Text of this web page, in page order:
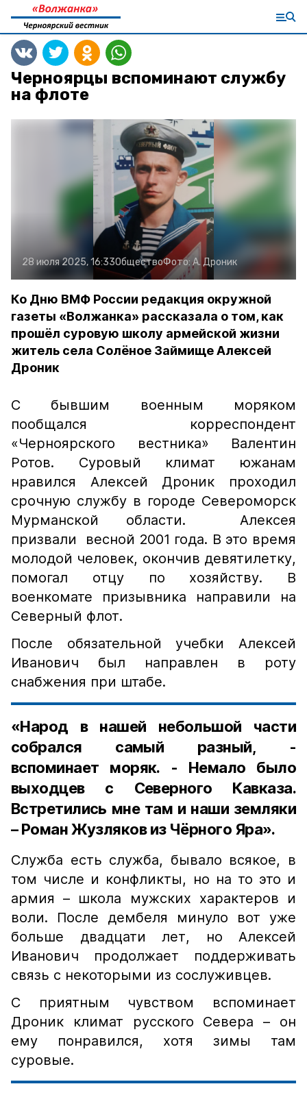
Черноярцы вспоминают службу
на флоте
28 июля 2025, 16:33ОбществоФото:А. Дроник
Ко Дню ВМФ России редакция окружной
газеты «Волжанка» рассказала о том, как
прошёл суровую школу армейской жизни
житель села Солёное Займище Алексей
Дроник
С бывшим военным моряком
пообщался корреспондент
«Черноярского вестника» Валентин
Ротов. Суровый климат южанам
нравился Алексей Дроник проходил
срочную службу в городе Североморск
Мурманской области. Алексея
призвали весной 2001 года. В это время
молодой человек, окончив девятилетку,
помогал отцу по хозяйству. В
военкомате призывника направили на
Северный флот.
После обязательной учебки Алексей
Иванович был направлен в роту
снабжения при штабе.
«Народ в нашей небольшой части
собрался самый разный, -
вспоминает моряк. - Немало было
выходцев с Северного Кавказа.
Встретились мне там и наши земляки
– Роман Жузляков из Чёрного Яра».
Служба есть служба, бывало всякое, в
том числе и конфликты, но на то это и
армия – школа мужских характеров и
воли. После дембеля минуло вот уже
больше двадцати лет, но Алексей
Иванович продолжает поддерживать
связь с некоторыми из сослуживцев.
С приятным чувством вспоминает
Дроник климат русского Севера – он
ему понравился, хотя зимы там
суровые.